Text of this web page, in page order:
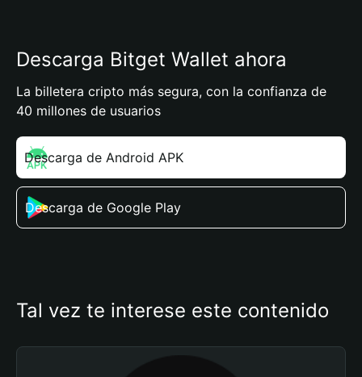
Descarga Bitget Wallet ahora
La billetera cripto más segura, con la confianza de
40 millones de usuarios
Descarga de Android APK
Descarga de Google Play
Tal vez te interese este contenido